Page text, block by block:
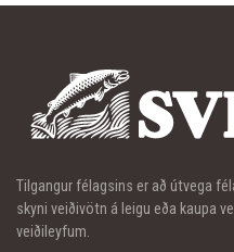
Tilgangur félagsins er að útvega
skyni veiðivötn á leigu eða kaupa
veiðileyfum.